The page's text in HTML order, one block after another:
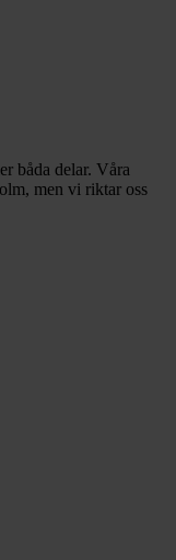
båda delar. Våra
men vi riktar oss